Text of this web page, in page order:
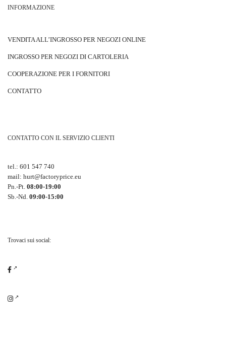
INFORMAZIONE
VENDITA ALL’INGROSSO PER NEGOZI ONLINE
INGROSSO PER NEGOZI DI CARTOLERIA
COOPERAZIONE PER I FORNITORI
CONTATTO
CONTATTO CON IL SERVIZIO CLIENTI
tel.: 601 547 740
mail: hurt@factoryprice.eu
Pn.-Pt. 08:00-19:00
Sb.-Nd. 09:00-15:00
Trovaci sui social: